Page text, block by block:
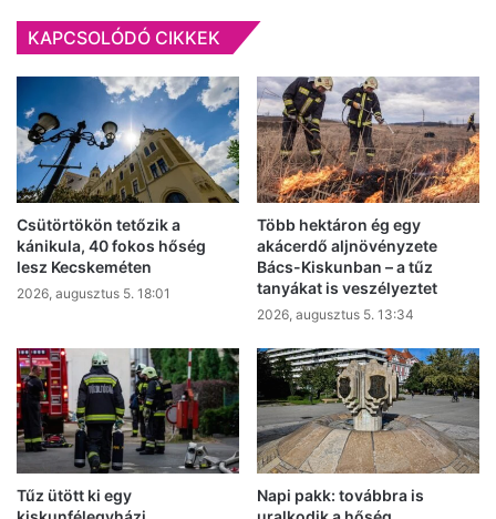
kapott
pontot
KAPCSOLÓDÓ CIKKEK
Csütörtökön tetőzik a
kánikula, 40 fokos hőség
lesz Kecskeméten
2026, augusztus 5. 18:01
Több hektáron ég egy
akácerdő aljnövényzete
Bács-Kiskunban – a tűz
tanyákat is veszélyeztet
2026, augusztus 5. 13:34
Tűz ütött ki egy
Napi pakk: továbbra is